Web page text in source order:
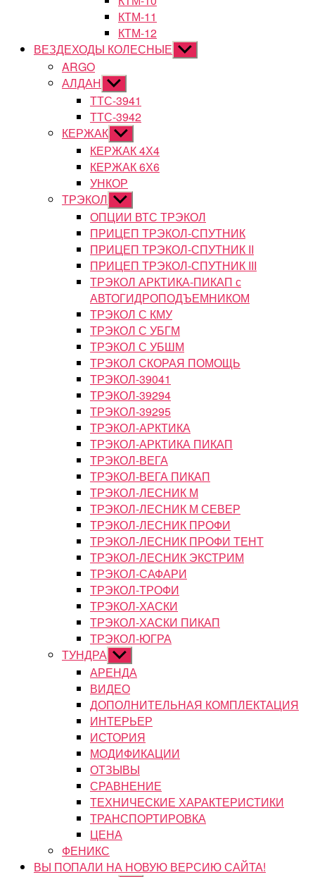
КТМ-11
КТМ-12
ВЕЗДЕХОДЫ КОЛЕСНЫЕ Показывать
подменю
ARGO
АЛДАН Показывать
подменю
ТТС-3941
ТТС-3942
КЕРЖАК Показывать
подменю
КЕРЖАК 4Х4
КЕРЖАК 6Х6
УНКОР
ТРЭКОЛ Показывать
подменю
ОПЦИИ ВТС ТРЭКОЛ
ПРИЦЕП ТРЭКОЛ-СПУТНИК
ПРИЦЕП ТРЭКОЛ-СПУТНИК II
ПРИЦЕП ТРЭКОЛ-СПУТНИК III
ТРЭКОЛ АРКТИКА-ПИКАП с
АВТОГИДРОПОДЪЕМНИКОМ
ТРЭКОЛ С КМУ
ТРЭКОЛ С УБГМ
ТРЭКОЛ С УБШМ
ТРЭКОЛ СКОРАЯ ПОМОЩЬ
ТРЭКОЛ-39041
ТРЭКОЛ-39294
ТРЭКОЛ-39295
ТРЭКОЛ-АРКТИКА
ТРЭКОЛ-АРКТИКА ПИКАП
ТРЭКОЛ-ВЕГА
ТРЭКОЛ-ВЕГА ПИКАП
ТРЭКОЛ-ЛЕСНИК М
ТРЭКОЛ-ЛЕСНИК М СЕВЕР
ТРЭКОЛ-ЛЕСНИК ПРОФИ
ТРЭКОЛ-ЛЕСНИК ПРОФИ ТЕНТ
ТРЭКОЛ-ЛЕСНИК ЭКСТРИМ
ТРЭКОЛ-САФАРИ
ТРЭКОЛ-ТРОФИ
ТРЭКОЛ-ХАСКИ
ТРЭКОЛ-ХАСКИ ПИКАП
ТРЭКОЛ-ЮГРА
ТУНДРА Показывать
подменю
АРЕНДА
ВИДЕО
ДОПОЛНИТЕЛЬНАЯ КОМПЛЕКТАЦИЯ
ИНТЕРЬЕР
ИСТОРИЯ
МОДИФИКАЦИИ
ОТЗЫВЫ
СРАВНЕНИЕ
ТЕХНИЧЕСКИЕ ХАРАКТЕРИСТИКИ
ТРАНСПОРТИРОВКА
ЦЕНА
ФЕНИКС
ВЫ ПОПАЛИ НА НОВУЮ ВЕРСИЮ САЙТА!